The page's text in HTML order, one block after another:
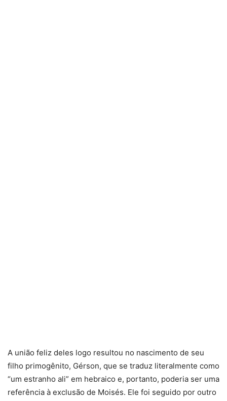
A união feliz deles logo resultou no nascimento de seu
filho primogênito, Gérson, que se traduz literalmente como
“um estranho ali” em hebraico e, portanto, poderia ser uma
referência à exclusão de Moisés. Ele foi seguido por outro